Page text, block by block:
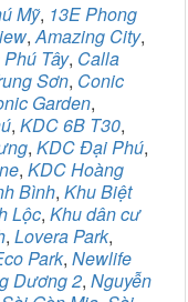
Mỹ, 13E Phong
,Amazing City,
Tây, Calla
Sơn, Conic
Garden,
, KDC 6B T30,
, KDC Đại Phú,
, KDC Hoàng
Bình, Khu Biệt
Lộc, Khu dân cư
, Lovera Park,
Park, Newlife
Dương 2, Nguyễn